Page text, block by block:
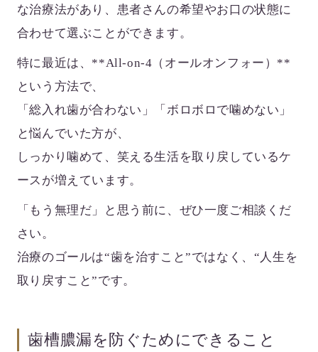
な治療法があり、患者さんの希望やお口の状態に
合わせて選ぶことができます。
特に最近は、**All-on-4（オールオンフォー）**
という方法で、
「総入れ歯が合わない」「ボロボロで噛めない」
と悩んでいた方が、
しっかり噛めて、笑える生活を取り戻しているケ
ースが増えています。
「もう無理だ」と思う前に、ぜひ一度ご相談くだ
さい。
治療のゴールは“歯を治すこと”ではなく、“人生を
取り戻すこと”です。
歯槽膿漏を防ぐためにできること